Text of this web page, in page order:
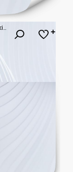
Wektorowa ilustracja przedstawiająca górski krajobraz z drzewami, idealna do projektów związanych z naturą i przygodą, z subtelnym, artystycznym stylem.